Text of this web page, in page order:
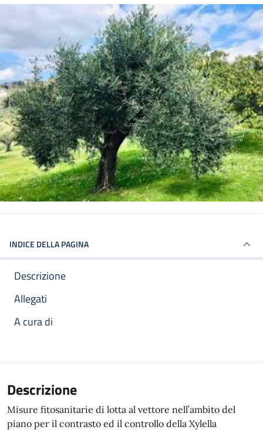
INDICE DELLA PAGINA
Descrizione
Allegati
A cura di
Descrizione
Misure fitosanitarie di lotta al vettore nell’ambito del
piano per il contrasto ed il controllo della Xylella